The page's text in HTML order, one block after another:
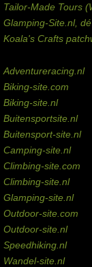
Tailor-Made Tours
Glamping-Site.nl,
Koala's Crafts
Adventureracing.nl
Biking-site.com
Biking-site.nl
Buitensportsite.nl
Buitensport-site.nl
Camping-site.nl
Climbing-site.com
Climbing-site.nl
Glamping-site.nl
Outdoor-site.com
Outdoor-site.nl
Speedhiking.nl
Wandel-site.nl